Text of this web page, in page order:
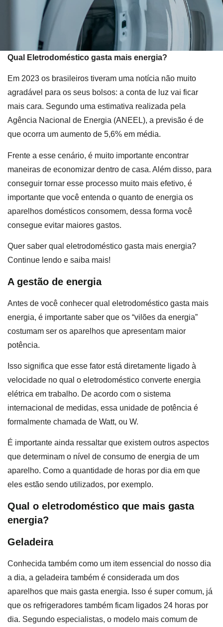
Qual Eletrodoméstico gasta mais energia?
Em 2023 os brasileiros tiveram uma notícia não muito
agradável para os seus bolsos: a conta de luz vai ficar
mais cara. Segundo uma estimativa realizada pela
Agência Nacional de Energia (ANEEL), a previsão é de
que ocorra um aumento de 5,6% em média.
Frente a esse cenário, é muito importante encontrar
maneiras de economizar dentro de casa. Além disso, para
conseguir tornar esse processo muito mais efetivo, é
importante que você entenda o quanto de energia os
aparelhos domésticos consomem, dessa forma você
consegue evitar maiores gastos.
Quer saber qual eletrodoméstico gasta mais energia?
Continue lendo e saiba mais!
A gestão de energia
Antes de você conhecer qual eletrodoméstico gasta mais
energia, é importante saber que os “vilões da energia”
costumam ser os aparelhos que apresentam maior
potência.
Isso significa que esse fator está diretamente ligado à
velocidade no qual o eletrodoméstico converte energia
elétrica em trabalho. De acordo com o sistema
internacional de medidas, essa unidade de potência é
formalmente chamada de Watt, ou W.
É importante ainda ressaltar que existem outros aspectos
que determinam o nível de consumo de energia de um
aparelho. Como a quantidade de horas por dia em que
eles estão sendo utilizados, por exemplo.
Qual o eletrodoméstico que mais gasta
energia?
Geladeira
Conhecida também como um item essencial do nosso dia
a dia, a geladeira também é considerada um dos
aparelhos que mais gasta energia. Isso é super comum, já
que os refrigeradores também ficam ligados 24 horas por
dia. Segundo especialistas, o modelo mais comum de